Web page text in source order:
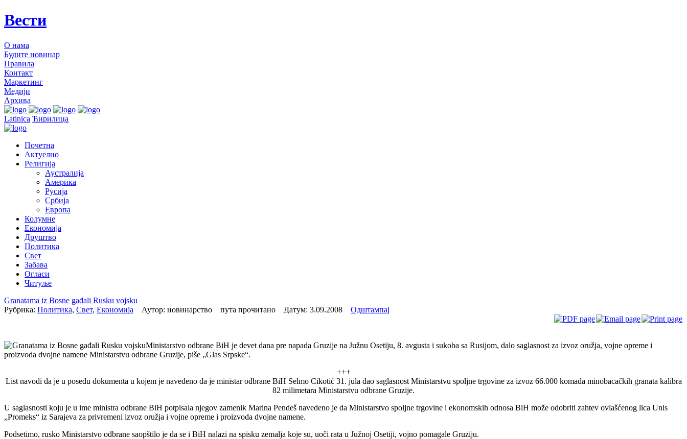
Вести
О нама
Будите новинар
Правила
Контакт
Маркетинг
Медији
Архива
Latinica Ћирилица
Почетна
Актуелно
Религија
Аустралија
Америка
Русија
Србија
Европа
Колумне
Економија
Друштво
Политика
Свет
Забава
Огласи
Читуље
Granatama iz Bosne gađali Rusku vojsku
Рубрика: Политика, Свет, Економија Аутор: новинарство пута прочитано Датум: 3.09.2008 Одштампај
Ministarstvo odbrane BiH je devet dana pre napada Gruzije na Južnu Osetiju, 8. avgusta i sukoba sa Rusijom, dalo saglasnost za izvoz oružja, vojne opreme i
proizvoda dvojne namene Ministarstvu odbrane Gruzije, piše „Glas Srpske“.
+++
List navodi da je u posedu dokumenta u kojem je navedeno da je ministar odbrane BiH Selmo Cikotić 31. jula dao saglasnost Ministarstvu spoljne trgovine za izvoz 66.000 komada minobacačkih granata kalibra
82 milimetara Ministarstvu odbrane Gruzije.
U saglasnosti koju je u ime ministra odbrane BiH potpisala njegov zamenik Marina Pendeš navedeno je da Ministarstvo spoljne trgovine i ekonomskih odnosa BiH može odobriti zahtev ovlašćenog lica Unis
„Promeks“ iz Sarajeva za privremeni izvoz oružja i vojne opreme i proizvoda dvojne namene.
Podsetimo, rusko Ministarstvo odbrane saopštilo je da se i BiH nalazi na spisku zemalja koje su, uoči rata u Južnoj Osetiji, vojno pomagale Gruziju.